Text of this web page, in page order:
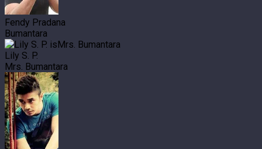
Fendy Pradana
Bumantara
Lily S. P.
Mrs. Bumantara